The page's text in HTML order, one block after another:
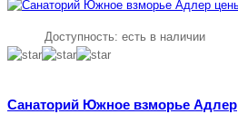
Доступность: есть в наличии
Санаторий Южное взморье Адлер